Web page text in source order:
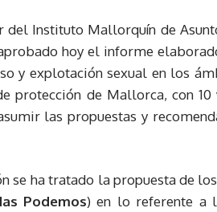
del Instituto Mallorquín de
hoy el informe
y explotación sexual en los
protección de Mallorca, con
las propuestas y
se ha tratado la propuesta de
Podemos) en lo referente a